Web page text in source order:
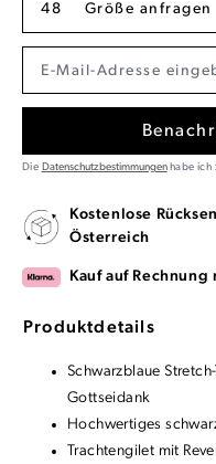
48 Größe anfragen
Die Datenschutzbestimmungenhabe ich
Kostenlose
Österreich
Kauf auf Rechnung
Produktdetails
Schwarzblaue
Gottseidank
Hochwertiges
Trachtengilet mit